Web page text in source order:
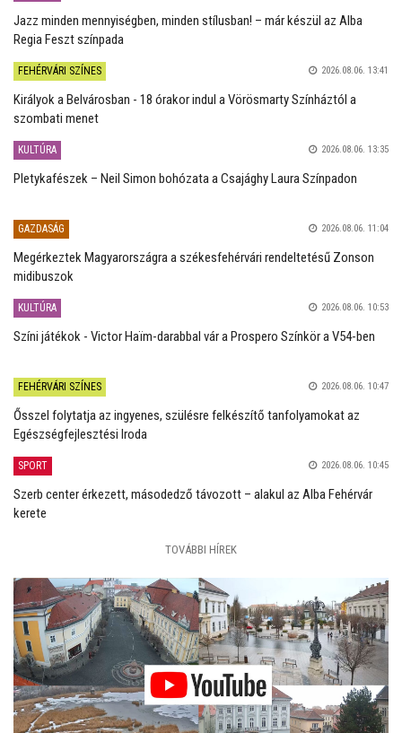
Jazz minden mennyiségben, minden stílusban! – már készül az Alba
Regia Feszt színpada
FEHÉRVÁRI SZÍNES 2026.08.06. 13:41
Királyok a Belvárosban - 18 órakor indul a Vörösmarty Színháztól a
szombati menet
KULTÚRA 2026.08.06. 13:35
Pletykafészek – Neil Simon bohózata a Csajághy Laura Színpadon
GAZDASÁG 2026.08.06. 11:04
Megérkeztek Magyarországra a székesfehérvári rendeltetésű Zonson
midibuszok
KULTÚRA 2026.08.06. 10:53
Színi játékok - Victor Haïm-darabbal vár a Prospero Színkör a V54-ben
FEHÉRVÁRI SZÍNES 2026.08.06. 10:47
Ősszel folytatja az ingyenes, szülésre felkészítő tanfolyamokat az
Egészségfejlesztési Iroda
SPORT 2026.08.06. 10:45
Szerb center érkezett, másodedző távozott – alakul az Alba Fehérvár
kerete
TOVÁBBI HÍREK